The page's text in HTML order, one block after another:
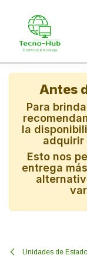
Antes
Para
la
adquirir
Esto nos
entrega
Unidades de